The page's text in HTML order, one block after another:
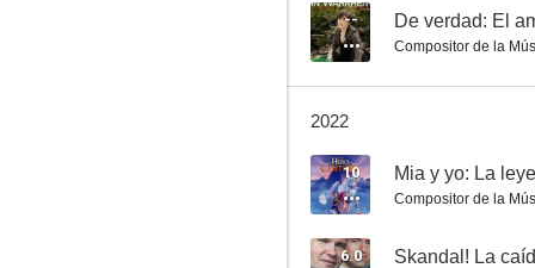
-- De verdad: El
Compositor de la
2022
10 Mia y yo: La
Compositor de la
6.0 Skandal! La